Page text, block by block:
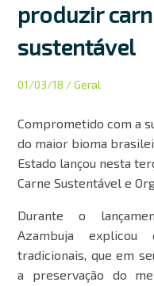
produzir
sustentável
01/03/18 / Geral
Comprometido com a
do maior bioma
Estado lançou nesta
Carne Sustentável e
Durante o
Azambuja explicou
tradicionais, que em
a preservação do